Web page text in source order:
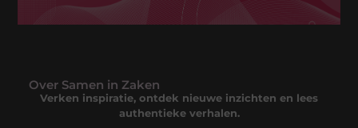
Over Samen in Zaken
Verken inspiratie, ontdek nieuwe inzichten en lees
authentieke verhalen.